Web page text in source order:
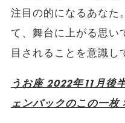
注目の的になるあなた
て、舞台に上がる思い
目されることを意識し
うお座 2022年11月後
ェンバックのこの一枚